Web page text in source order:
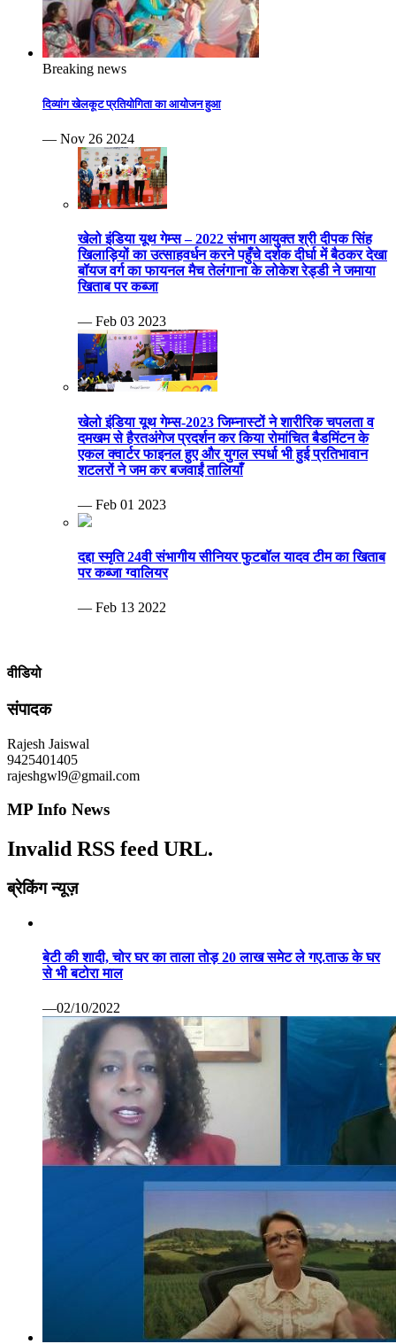
Breaking news
दिव्यांग खेलकूट प्रतियोगिता का आयोजन हुआ
— Nov 26 2024
खेलो इंडिया यूथ गेम्स – 2022 संभाग आयुक्त श्री दीपक सिंह
खिलाड़ियों का उत्साहवर्धन करने पहुँचे दर्शक दीर्घा में बैठकर देखा
बॉयज वर्ग का फायनल मैच तेलंगाना के लोकेश रेड्डी ने जमाया
खिताब पर कब्जा
— Feb 03 2023
खेलो इंडिया यूथ गेम्स-2023 जिम्नास्टों ने शारीरिक चपलता व
दमखम से हैरतअंगेज प्रदर्शन कर किया रोमांचित बैडमिंटन के
एकल क्वार्टर फाइनल हुए और युगल स्पर्धा भी हुई प्रतिभावान
शटलरों ने जम कर बजवाईं तालियाँ
— Feb 01 2023
दद्दा स्मृति 24वी संभागीय सीनियर फुटबॉल यादव टीम का खिताब
पर कब्जा ग्वालियर
— Feb 13 2022
वीडियो
संपादक
Rajesh Jaiswal
9425401405
rajeshgwl9@gmail.com
MP Info News
Invalid RSS feed URL.
ब्रेकिंग न्यूज़
बेटी की शादी, चोर घर का ताला तोड़ 20 लाख समेट ले गए.ताऊ के घर
से भी बटोरा माल
—02/10/2022